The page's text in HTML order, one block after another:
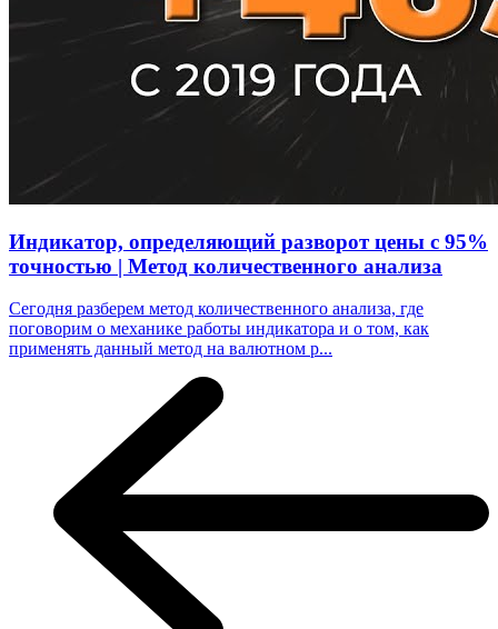
Индикатор, определяющий разворот цены с 95%
точностью | Метод количественного анализа
Сегодня разберем метод количественного анализа, где
поговорим о механике работы индикатора и о том, как
применять данный метод на валютном р...